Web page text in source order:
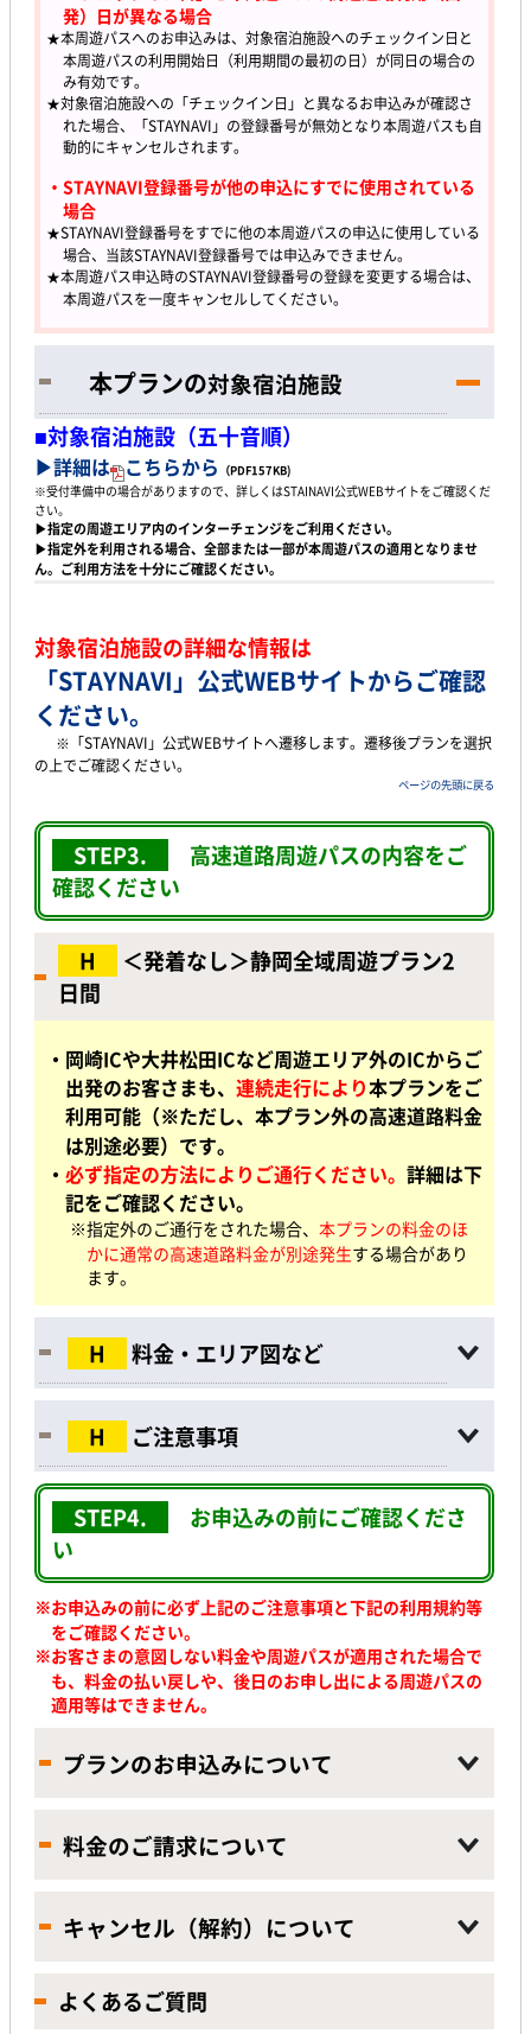
発）日が異なる場合
★本周遊パスへのお申込みは、対象宿泊施設へのチェックイン日と
本周遊パスの利用開始日（利用期間の最初の日）が同日の場合の
み有効です。
★対象宿泊施設への「チェックイン日」と異なるお申込みが確認さ
れた場合、「STAYNAVI」の登録番号が無効となり本周遊パスも自
動的にキャンセルされます。
・STAYNAVI登録番号が他の申込にすでに使用されている
場合
★STAYNAVI登録番号をすでに他の本周遊パスの申込に使用している
場合、当該STAYNAVI登録番号では申込みできません。
★本周遊パス申込時のSTAYNAVI登録番号の登録を変更する場合は、
本周遊パスを一度キャンセルしてください。
本プランの対象宿泊施設
■対象宿泊施設（五十音順）
▶詳細は こちらから （PDF157KB)
※受付準備中の場合がありますので、詳しくはSTAINAVI公式WEBサイトをご確認くだ
さい。
▶指定の周遊エリア内のインターチェンジをご利用ください。
▶指定外を利用される場合、全部または一部が本周遊パスの適用となりませ
ん。ご利用方法を十分にご確認ください。
対象宿泊施設の詳細な情報は
「STAYNAVI」公式WEBサイトからご確認
ください。
※「STAYNAVI」公式WEBサイトへ遷移します。遷移後プランを選択
の上でご確認ください。
ページの先頭に戻る
STEP3.
高速道路周遊パスの内容をご
確認ください
H
＜発着なし＞静岡全域周遊プラン2
日間
・岡崎ICや大井松田ICなど周遊エリア外のICからご
出発のお客さまも、 連続走行により本プランをご
利用可能（※ただし、本プラン外の高速道路料金
は別途必要）です。
・ 必ず指定の方法によりご通行ください。 詳細は下
記をご確認ください。
※指定外のご通行をされた場合、 本プランの料金のほ
かに通常の高速道路料金が別途発生する場合があり
ます。
H 料金・エリア図など
H ご注意事項
STEP4. お申込みの前にご確認くださ
い
※お申込みの前に必ず上記のご注意事項と下記の利用規約等
をご確認ください。
※お客さまの意図しない料金や周遊パスが適用された場合で
も、料金の払い戻しや、後日のお申し出による周遊パスの
適用等はできません。
プランのお申込みについて
料金のご請求について
キャンセル（解約）について
よくあるご質問